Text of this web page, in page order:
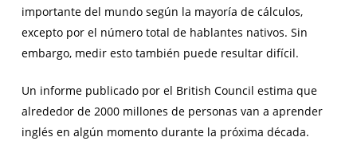
importante del mundo según la mayoría de cálculos,
excepto por el número total de hablantes nativos. Sin
embargo, medir esto también puede resultar difícil.
Un informe publicado por el British Council estima que
alrededor de 2000 millones de personas van a aprender
inglés en algún momento durante la próxima década.